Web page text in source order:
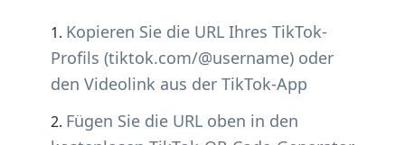
Kopieren Sie die URL Ihres TikTok-
Profils (tiktok.com/@username) oder
den Videolink aus der TikTok-App
Fügen Sie die URL oben in den